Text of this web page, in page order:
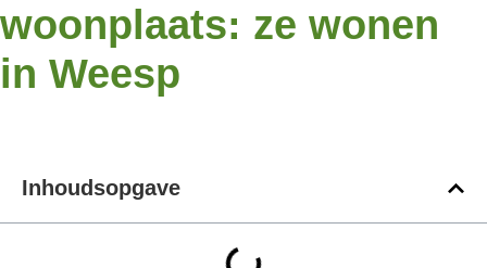
woonplaats: ze wonen
in Weesp
Inhoudsopgave